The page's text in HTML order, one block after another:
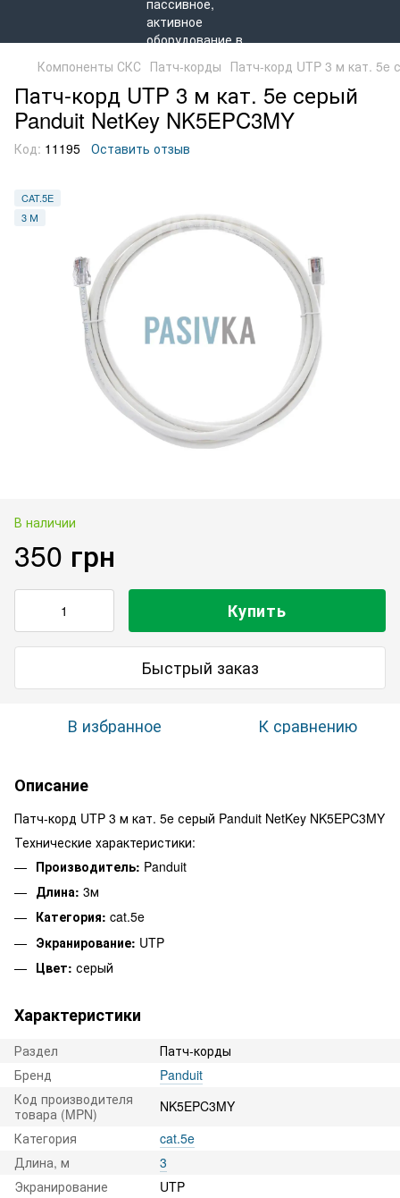
Компоненты СКС Патч-корды Патч-корд UTP 3 м кат. 5e
Патч-корд UTP 3 м кат. 5e серый
Panduit NetKey NK5EPC3MY
Код: 11195 Оставить отзыв
CAT.5E
3 М
В наличии
350 грн
Купить
Быстрый заказ
В избранное К сравнению
Описание
Патч-корд UTP 3 м кат. 5e серый Panduit NetKey NK5EPC3MY
Технические характеристики:
Производитель: Panduit
Длина: 3м
Категория: cat.5e
Экранирование: UTP
Цвет: серый
Характеристики
Раздел
Патч-корды
Бренд
Panduit
Код производителя
товара (MPN)
NK5EPC3MY
Категория
cat.5e
Длина, м
3
Экранирование
UTP